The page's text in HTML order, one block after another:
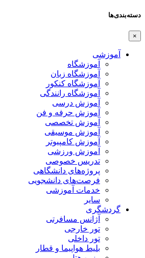
دسته‌بندی‌ها
×
آموزشی
آموزشگاه
آموزشگاه زبان
آموزشگاه کنکور
آموزشگاه رانندگی
آموزش درسی
آموزش حرفه و فن
آموزش تخصصی
آموزش موسیقی
آموزش کامپیوتر
آموزش ورزشی
تدریس خصوصی
پروژه‌های دانشگاهی
فرصت‌های دانشجویی
خدمات آموزشی
سایر
گردشگری
آژانس مسافرتی
تور خارجی
تور داخلی
بلیط هواپیما و قطار